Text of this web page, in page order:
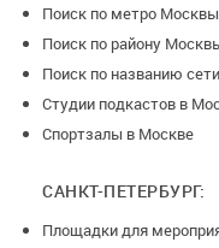
Поиск по метро
Поиск по району
Поиск по названию
Студии подкастов в
Спортзалы в Москве
САНКТ-ПЕТЕРБУРГ:
Площадки для